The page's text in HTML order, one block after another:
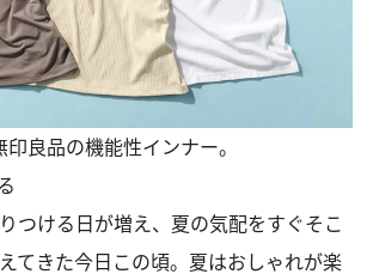
良品の機能性インナー。
つける日が増え、夏の気配をすぐそこ
てきた今日この頃。夏はおしゃれが楽